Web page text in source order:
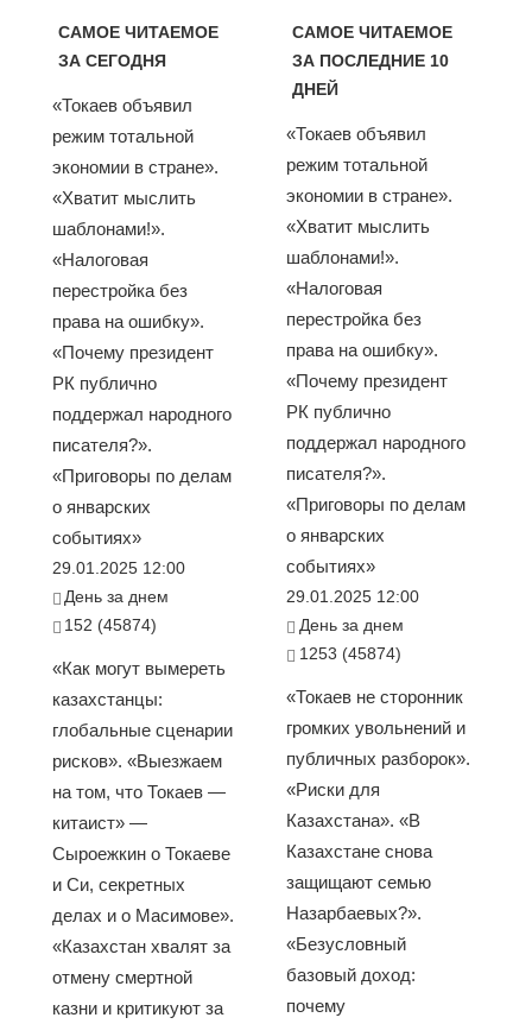
САМОЕ ЧИТАЕМОЕ
ЗА СЕГОДНЯ
«Токаев объявил
режим тотальной
экономии в стране».
«Хватит мыслить
шаблонами!».
«Налоговая
перестройка без
права на ошибку».
«Почему президент
РК публично
поддержал народного
писателя?».
«Приговоры по делам
о январских
событиях»
29.01.2025 12:00
День за днем
152 (45874)
«Как могут вымереть
казахстанцы:
глобальные сценарии
рисков». «Выезжаем
на том, что Токаев —
китаист» —
Сыроежкин о Токаеве
и Си, секретных
делах и о Масимове».
«Казахстан хвалят за
отмену смертной
казни и критикуют за
САМОЕ ЧИТАЕМОЕ
ЗА ПОСЛЕДНИЕ 10
ДНЕЙ
«Токаев объявил
режим тотальной
экономии в стране».
«Хватит мыслить
шаблонами!».
«Налоговая
перестройка без
права на ошибку».
«Почему президент
РК публично
поддержал народного
писателя?».
«Приговоры по делам
о январских
событиях»
29.01.2025 12:00
День за днем
1253 (45874)
«Токаев не сторонник
громких увольнений и
публичных разборок».
«Риски для
Казахстана». «В
Казахстане снова
защищают семью
Назарбаевых?».
«Безусловный
базовый доход:
почему